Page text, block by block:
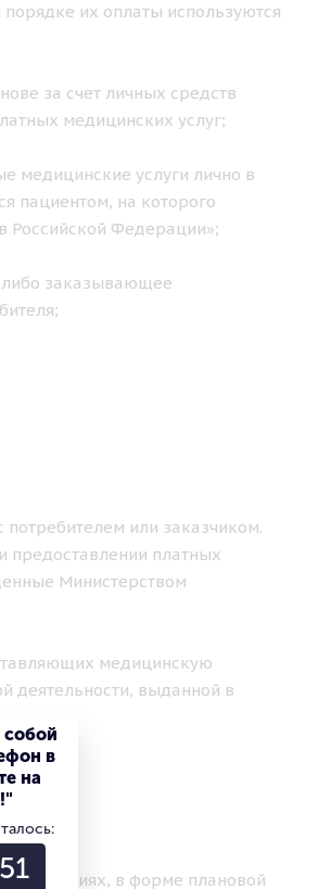
их оплаты используются
за счет личных средств
медицинских услуг;
медицинские услуги лично в
пациентом, на которого
Российской Федерации»;
либо заказывающее
или заказчиком.
предоставлении платных
Министерством
медицинскую
деятельности, выданной в
условиях, в форме плановой
собой
в
на
50